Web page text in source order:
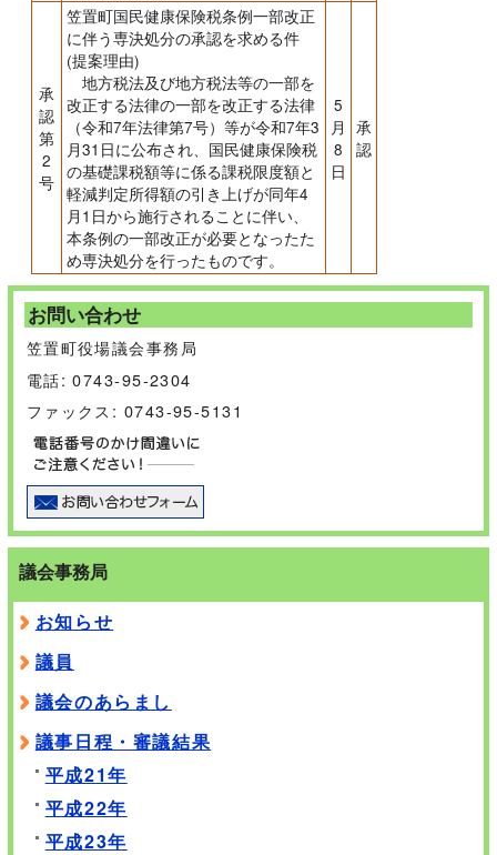
承
認
第
2
号
笠置町国民健康保険税条例一部改正
に伴う専決処分の承認を求める件
(提案理由)
地方税法及び地方税法等の一部を
改正する法律の一部を改正する法律
（令和7年法律第7号）等が令和7年3
月31日に公布され、国民健康保険税
の基礎課税額等に係る課税限度額と
軽減判定所得額の引き上げが同年4
月1日から施行されることに伴い、
本条例の一部改正が必要となったた
め専決処分を行ったものです。
5
月
8
日
承
認
お問い合わせ
笠置町役場議会事務局
電話: 0743-95-2304
ファックス: 0743-95-5131
議会事務局
お知らせ
議員
議会のあらまし
議事日程・審議結果
平成21年
平成22年
平成23年